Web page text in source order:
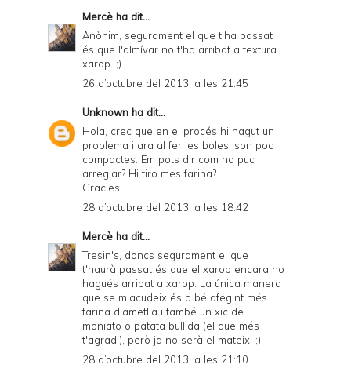
Mercè ha dit...
Anònim, segurament el que t'ha passat
és que l'almívar no t'ha arribat a textura
xarop. ;)
26 d’octubre del 2013, a les 21:45
Unknown ha dit...
Hola, crec que en el procés hi hagut un
problema i ara al fer les boles, son poc
compactes. Em pots dir com ho puc
arreglar? Hi tiro mes farina?
Gracies
28 d’octubre del 2013, a les 18:42
Mercè ha dit...
Tresin's, doncs segurament el que
t'haurà passat és que el xarop encara no
hagués arribat a xarop. La única manera
que se m'acudeix és o bé afegint més
farina d'ametlla i també un xic de
moniato o patata bullida (el que més
t'agradi), però ja no serà el mateix. ;)
28 d’octubre del 2013, a les 21:10